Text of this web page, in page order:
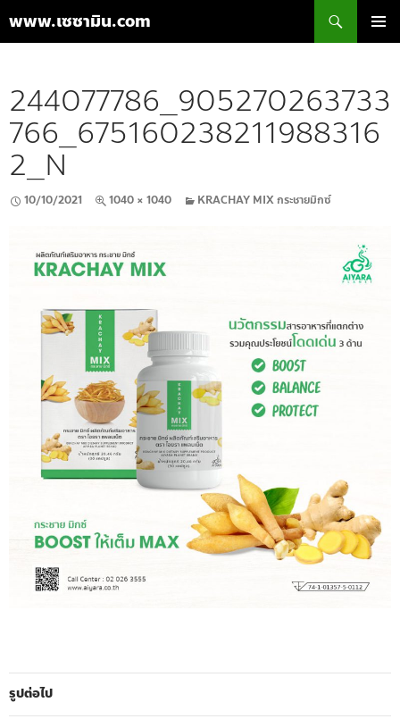
www.เซซามิน.com
เนื้อหา
244077786_905270263733
766_675160238211988316
2_N
10/10/2021 1040 × 1040 KRACHAY MIX กระชายมิกซ์
รูปต่อไป